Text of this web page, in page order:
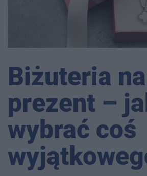
Biżuteria na
prezent –
wybrać coś